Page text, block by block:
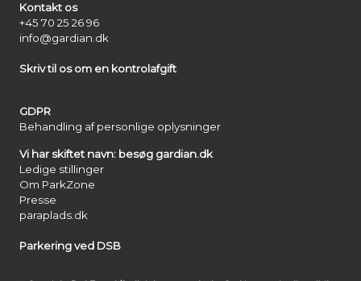
Kontakt os
+45 70 25 26 96
info@gardian.dk
Skriv til os om en kontrolafgift
GDPR
Behandling af personlige oplysninger
Vi har skiftet navn: besøg gardian.dk
Ledige stillinger
Om ParkZone
Presse
paraplads.dk
Parkering ved DSB